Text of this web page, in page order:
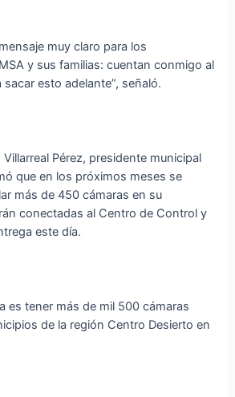
muy claro para los
y sus familias: cuentan conmigo al
esto adelante”, señaló.
Pérez, presidente municipal
que en los próximos meses se
más de 450 cámaras en su
conectadas al Centro de Control y
este día.
es tener más de mil 500 cámaras
de la región Centro Desierto en